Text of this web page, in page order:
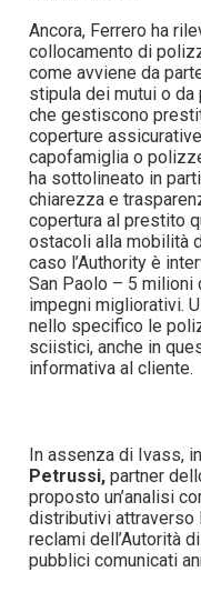
Ancora, Ferrero ha
collocamento di
come avviene da
stipula dei mutui o
che gestiscono
coperture
capofamiglia o
ha sottolineato in
chiarezza e
copertura al prestito
ostacoli alla mobilità
caso l’Authority è
San Paolo – 5 milioni
impegni migliorativi.
nello specifico le
sciistici, anche in
informativa al cliente.
In assenza di Ivass,
Petrussi, partner
proposto un’analisi
distributivi attraverso
reclami dell’Autorità
pubblici comunicati